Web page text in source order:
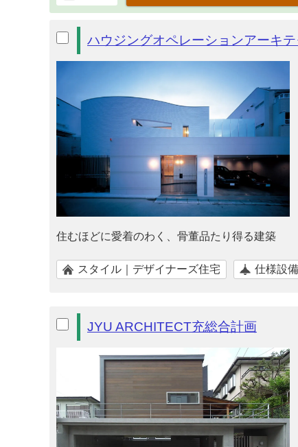
ハウジングオペレーションアーキテ
住むほどに愛着のわく、骨董品たり得る建築
スタイル｜デザイナーズ住宅 仕様設
JYU ARCHITECT充総合計画